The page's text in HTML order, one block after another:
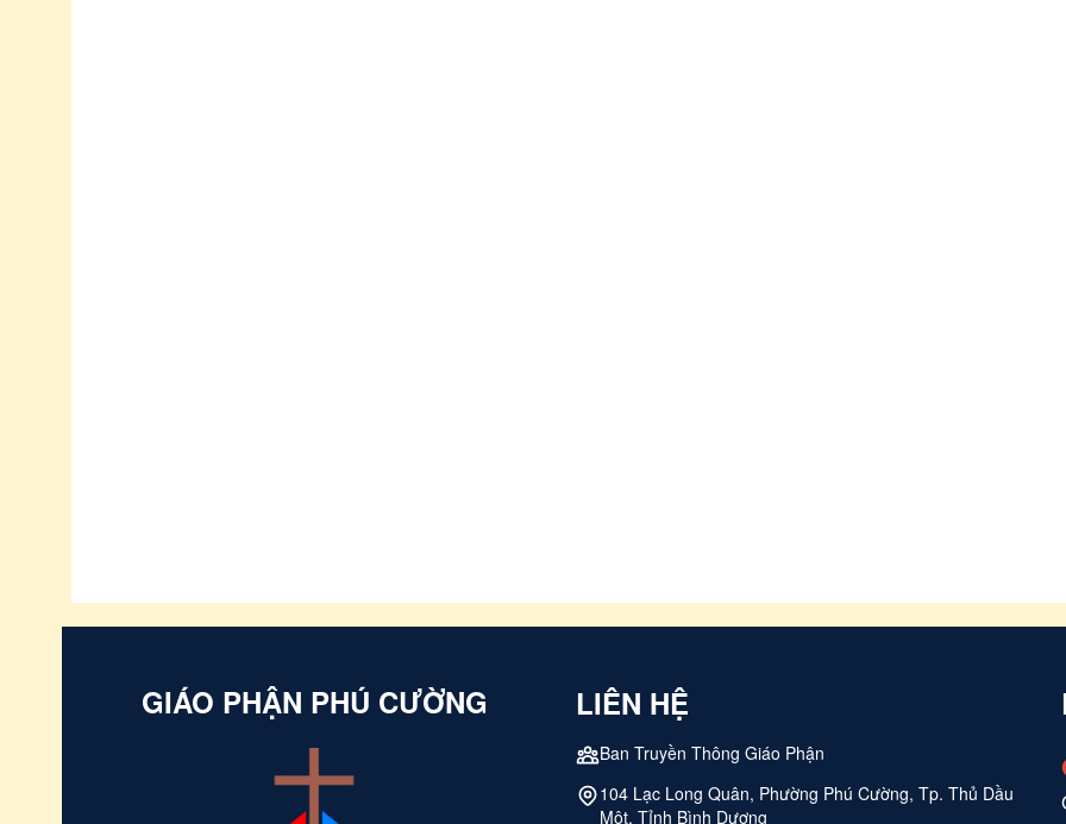
GIÁO PHẬN PHÚ CƯỜNG LIÊN HỆ
Ban Truyền Thông Giáo Phận
104 Lạc Long Quân, Phường Phú Cường, Tp. Thủ Dầu
Một, Tỉnh Bình Dương